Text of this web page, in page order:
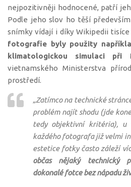
nejpozitivněji hodnocené, patří
Podle jeho slov ho těší
snímky vídají i díky Wikipedii
fotografie byly použity
klimatologickou simulaci při
vietnamského Ministerstva
prostředí.
„Zatímco na technické
problém najít shodu (jde
tedy objektivní kritéria), u
každého fotografa již velmi
estetice fotky často záleží
občas nějaký technický
dokonalé fotce bez nápadu